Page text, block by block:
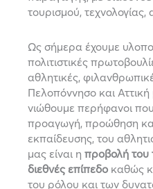
τουρισμού,
Ως σήμερα έχουμε
πολιτιστικές
αθλητικές,
Πελοπόννησο και Αττική
νιώθουμε περήφανοι
προαγωγή, προώθηση
εκπαίδευσης, του
μας είναι η προβολή του
διεθνές επίπεδο καθώς
του ρόλου και των